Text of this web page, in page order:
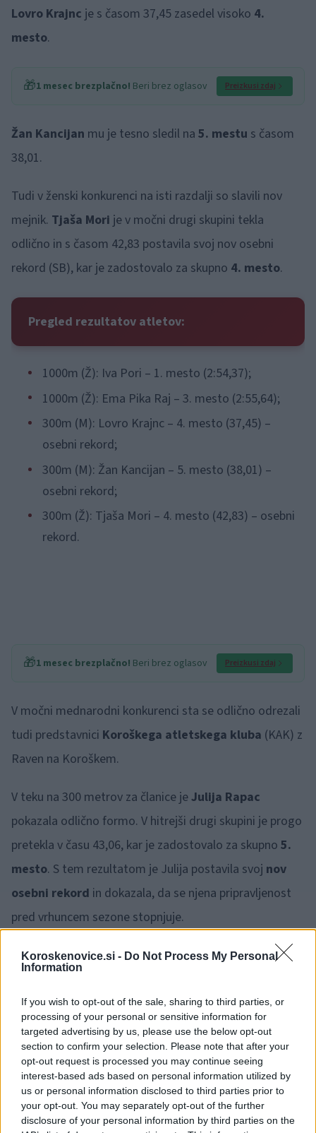
Koroskenovice.si - Do Not Process My Personal
Information
If you wish to opt-out of the sale, sharing to third parties, or
processing of your personal or sensitive information for
targeted advertising by us, please use the below opt-out
section to confirm your selection. Please note that after your
opt-out request is processed you may continue seeing
interest-based ads based on personal information utilized by
us or personal information disclosed to third parties prior to
your opt-out. You may separately opt-out of the further
disclosure of your personal information by third parties on the
Lovro Krajnc je s časom 37,45 zasedel visoko 4.
mesto.
🎁1 mesec brezplačno! Beri brez oglasov Preizkusi zdaj
Žan Kancijan mu je tesno sledil na 5. mestu s časom
38,01.
Tudi v ženski konkurenci na isti razdalji so slavili nov
mejnik. Tjaša Mori je v močni drugi skupini tekla
odlično in s časom 42,83 postavila svoj nov osebni
rekord (SB), kar je zadostovalo za skupno 4. mesto.
Pregled rezultatov atletov:
1000m (Ž): Iva Pori – 1. mesto (2:54,37);
1000m (Ž): Ema Pika Raj – 3. mesto (2:55,64);
300m (M): Lovro Krajnc – 4. mesto (37,45) –
osebni rekord;
300m (M): Žan Kancijan – 5. mesto (38,01) –
osebni rekord;
300m (Ž): Tjaša Mori – 4. mesto (42,83) – osebni
rekord.
🎁1 mesec brezplačno! Beri brez oglasov Preizkusi zdaj
V močni mednarodni konkurenci sta se odlično odrezali
tudi predstavnici Koroškega atletskega kluba (KAK) z
Raven na Koroškem.
V teku na 300 metrov za članice je Julija Rapac
pokazala odlično formo. V hitrejši drugi skupini je progo
pretekla v času 43,06, kar je zadostovalo za skupno 5.
mesto. S tem rezultatom je Julija postavila svoj nov
osebni rekord in dokazala, da se njena pripravljenost
pred vrhuncem sezone stopnjuje.
V isti disciplini je nastopila tudiAlina Voler, ki je tekla v
premagala vse tekmice v svoji skupini in se v skupni
razvrstitvi uvrstila na 6. mesto . Tudi za Alino je to
odličen rezultat na začetku tekmovalnega obdobja na
prostem.
Pregled rezultatov: